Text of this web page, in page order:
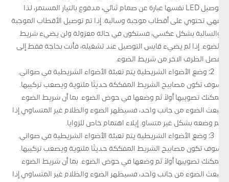
توصيل LED نفسها عبارة عن صمام ثنائي، مدفوع بالتيار المستمر، لذا
فهي تحتوي على أقطاب موجبة وسالبة. إذا تم توصيل الأقطاب الموجبة
والسالبة بشكل عكسي، فستكون في حالة معزولة ولن يضيء شريط
الضوء. إذا لم يضيء قابس التوصيل عند تشغيله، فأنت بحاجة فقط إلى
فصل الطرف الآخر من شريط الضوء.
2: وضع الأضواء الشريطية يتم تعبئة الأضواء الشريطية في صواني.
سوف تكون مصابيح الشريط المفككة حديثًا ملتوية ويصعب تركيبها.
يمكنك تصويبها أولاً ثم وضعها في حوض الضوء. بما أن شريط الضوء
يبعث الضوء من جانب واحد، فسيظهر الضوء والظلام غير المتساوي إذا
تم وضعه بشكل غير متساو. إيلاء اهتمام خاص للزوايا.
3: وضع الأضواء الشريطية يتم تعبئة الأضواء الشريطية في صواني.
سوف تكون مصابيح الشريط المفككة حديثًا ملتوية ويصعب تركيبها.
يمكنك تصويبها أولاً ثم وضعها في حوض الضوء. بما أن شريط الضوء
يبعث الضوء من جانب واحد، فسيظهر الضوء والظلام غير المتساوي إذا